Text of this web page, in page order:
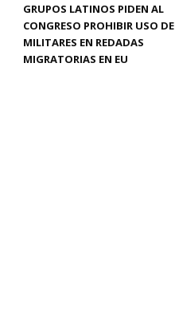
GRUPOS LATINOS PIDEN AL
CONGRESO PROHIBIR USO DE
MILITARES EN REDADAS
MIGRATORIAS EN EU